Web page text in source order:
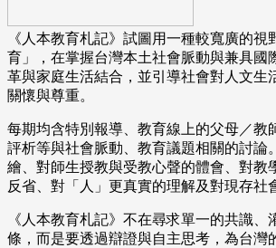
《人本教育札記》試圖用一種較寬廣的視
育」，在掌握台灣本土社會脈動與兼具國
革與家庭生活結合，並引導社會對人文生
關懷與尊重。
每期均含特別報導、教育線上的父母／教
評析等與社會脈動、教育議題相關的討論
繪、對師生授教與受教心聲的體會、對教
反省、對「人」更真實的理解及對現存社
《人本教育札記》不在尋求單一的共識、
條，而是要透過辯證與自主思考，為台灣